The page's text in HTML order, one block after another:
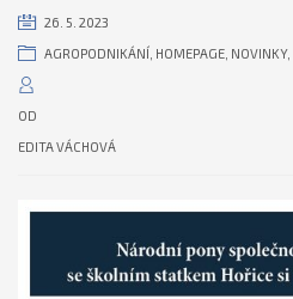
26. 5. 2023
AGROPODNIKÁNÍ HOMEPAGE NOVINKY,
OD
EDITA VÁCHOVÁ